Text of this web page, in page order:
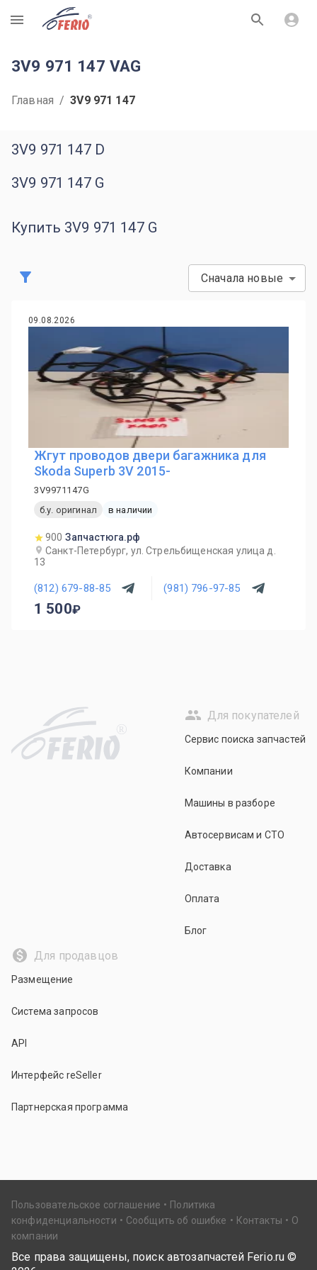
R
3V9 971 147 VAG
Главная / 3V9 971 147
3V9 971 147 D
3V9 971 147 G
Купить 3V9 971 147 G
Сначала новые
09.08.2026
Жгут проводов двери багажника для
Skoda Superb 3V 2015-
3V9971147G
б.у. оригинал
в наличии
900 Запчастюга.рф
Санкт-Петербург, ул. Стрельбищенская улица д.
13
(812) 679-88-85 (981) 796-97-85
1 500
R
Для покупателей
Сервис поиска запчастей
Компании
Машины в разборе
Автосервисам и СТО
Доставка
Оплата
Блог
Для продавцов
Размещение
Система запросов
API
Интерфейс reSeller
Партнерская программа
Пользовательское соглашение
Политика
конфиденциальности
Сообщить об ошибке Контакты
О
компании
Все права защищены, поиск автозапчастей Ferio.ru ©